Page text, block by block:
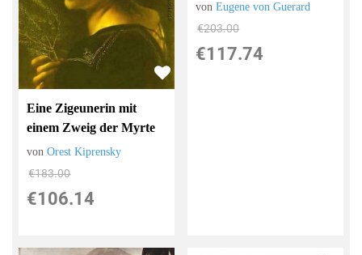
Eine Zigeunerin mit
einem Zweig der Myrte
vonOrest Kiprensky
€183.00
€106.14
vonEugene von Guerard
€203.00
€117.74